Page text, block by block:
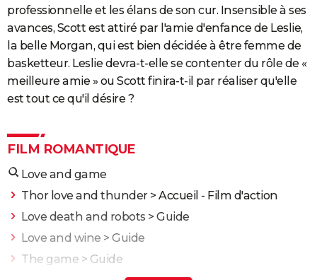
Biographies
Expressions
PROGRAMME TV
COPAINS D'AVANT
S'inscrire
Se connecter
Lycées
Collèges
Primaires
Universités
Entreprises
Service militaire
Avis de recherche
AVIS DE DÉCÈS
Bricolage
Lifestyle
Culture
Sport
Auto
Television
Voyage
Cinema
professionnelle et les élans de son cur. Insensible à ses
avances, Scott est attiré par l'amie d'enfance de Leslie,
la belle Morgan, qui est bien décidée à être femme de
basketteur. Leslie devra-t-elle se contenter du rôle de «
meilleure amie » ou Scott finira-t-il par réaliser qu'elle
est tout ce qu'il désire ?
FILM ROMANTIQUE
Love and game
Thor love and thunder> Accueil - Film d'action
Love death and robots > Guide
Love and wine > Guide
The game > Guide